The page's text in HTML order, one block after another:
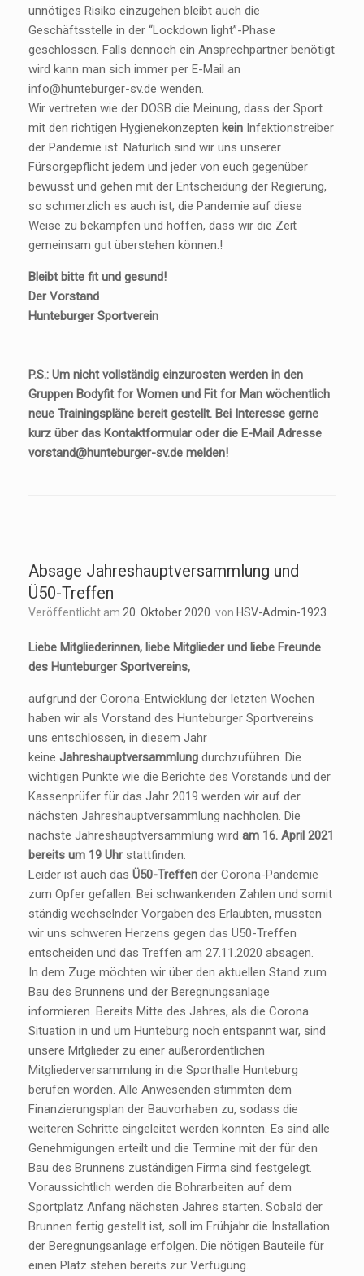
unnötiges Risiko einzugehen bleibt auch die
Geschäftsstelle in der “Lockdown light”-Phase
geschlossen. Falls dennoch ein Ansprechpartner benötigt
wird kann man sich immer per E-Mail an
info@hunteburger-sv.de wenden.
Wir vertreten wie der DOSB die Meinung, dass der Sport
mit den richtigen Hygienekonzepten kein Infektionstreiber
der Pandemie ist. Natürlich sind wir uns unserer
Fürsorgepflicht jedem und jeder von euch gegenüber
bewusst und gehen mit der Entscheidung der Regierung,
so schmerzlich es auch ist, die Pandemie auf diese
Weise zu bekämpfen und hoffen, dass wir die Zeit
gemeinsam gut überstehen können.!
Bleibt bitte fit und gesund!
Der Vorstand
Hunteburger Sportverein
P.S.: Um nicht vollständig einzurosten werden in den
Gruppen Bodyfit for Women und Fit for Man wöchentlich
neue Trainingspläne bereit gestellt. Bei Interesse gerne
kurz über das Kontaktformular oder die E-Mail Adresse
vorstand@hunteburger-sv.de melden!
Absage Jahreshauptversammlung und
Ü50-Treffen
Veröffentlicht am 20. Oktober 2020 von HSV-Admin-1923
Liebe Mitgliederinnen, liebe Mitglieder und liebe Freunde
des Hunteburger Sportvereins,
aufgrund der Corona-Entwicklung der letzten Wochen
haben wir als Vorstand des Hunteburger Sportvereins
uns entschlossen, in diesem Jahr
keine Jahreshauptversammlung durchzuführen. Die
wichtigen Punkte wie die Berichte des Vorstands und der
Kassenprüfer für das Jahr 2019 werden wir auf der
nächsten Jahreshauptversammlung nachholen. Die
nächste Jahreshauptversammlung wird am 16. April 2021
bereits um 19 Uhrstattfinden.
Leider ist auch das Ü50-Treffen der Corona-Pandemie
zum Opfer gefallen. Bei schwankenden Zahlen und somit
ständig wechselnder Vorgaben des Erlaubten, mussten
wir uns schweren Herzens gegen das Ü50-Treffen
entscheiden und das Treffen am 27.11.2020 absagen.
In dem Zuge möchten wir über den aktuellen Stand zum
Bau des Brunnens und der Beregnungsanlage
informieren. Bereits Mitte des Jahres, als die Corona
Situation in und um Hunteburg noch entspannt war, sind
unsere Mitglieder zu einer außerordentlichen
Mitgliederversammlung in die Sporthalle Hunteburg
berufen worden. Alle Anwesenden stimmten dem
Finanzierungsplan der Bauvorhaben zu, sodass die
weiteren Schritte eingeleitet werden konnten. Es sind alle
Genehmigungen erteilt und die Termine mit der für den
Bau des Brunnens zuständigen Firma sind festgelegt.
Voraussichtlich werden die Bohrarbeiten auf dem
Sportplatz Anfang nächsten Jahres starten. Sobald der
Brunnen fertig gestellt ist, soll im Frühjahr die Installation
der Beregnungsanlage erfolgen. Die nötigen Bauteile für
einen Platz stehen bereits zur Verfügung.